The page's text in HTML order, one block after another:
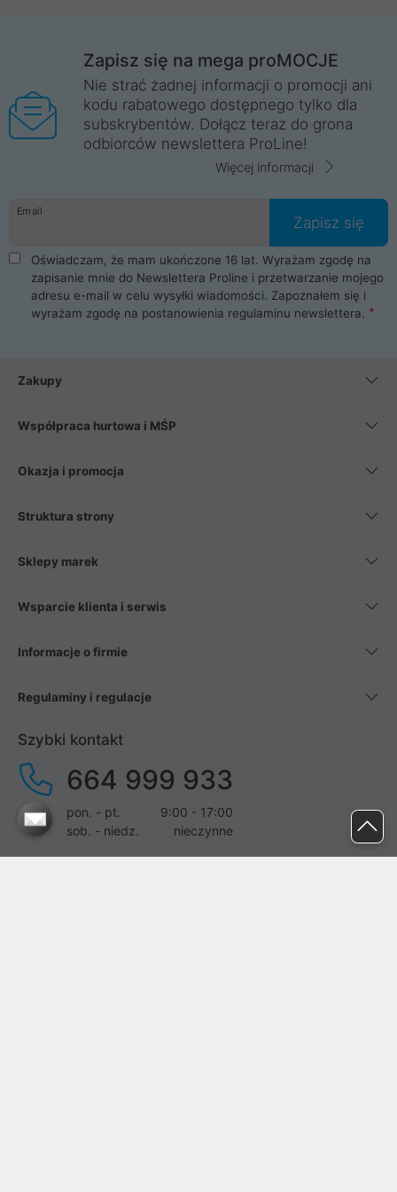
Zapisz się na mega proMOCJE
Nie strać żadnej informacji o promocji ani
kodu rabatowego dostępnego tylko dla
subskrybentów. Dołącz teraz do grona
odbiorców newslettera ProLine!
Więcej informacji
Email
Zapisz się
Oświadczam, że mam ukończone 16 lat. Wyrażam zgodę na
zapisanie mnie do Newslettera Proline i przetwarzanie mojego
adresu e-mail w celu wysyłki wiadomości. Zapoznałem się i
wyrażam zgodę na postanowienia regulaminu newslettera.
Zakupy
Współpraca hurtowa i MŚP
Okazja i promocja
Struktura strony
Sklepy marek
Wsparcie klienta i serwis
Informacje o firmie
Regulaminy i regulacje
Szybki kontakt
664 999 933
pon. - pt.
9:00 - 17:00
sob. - niedz.
nieczynne